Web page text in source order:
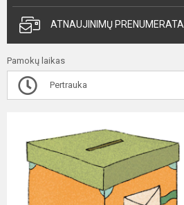
ATNAUJINIMŲ PRENUMERATA
Pamokų laikas
Pertrauka